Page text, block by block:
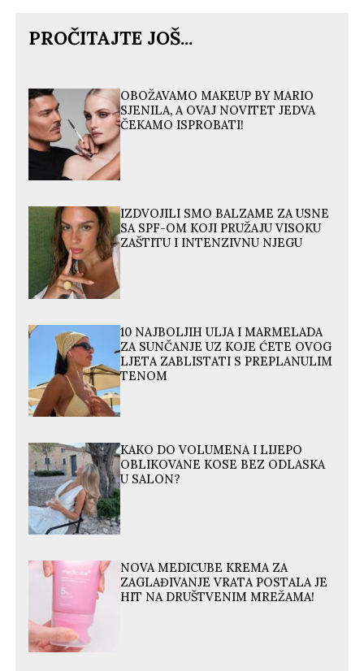
PROČITAJTE JOŠ...
OBOŽAVAMO MAKEUP BY MARIO
SJENILA, A OVAJ NOVITET JEDVA
ČEKAMO ISPROBATI!
IZDVOJILI SMO BALZAME ZA USNE
SA SPF-OM KOJI PRUŽAJU VISOKU
ZAŠTITU I INTENZIVNU NJEGU
10 NAJBOLJIH ULJA I MARMELADA
ZA SUNČANJE UZ KOJE ĆETE OVOG
LJETA ZABLISTATI S PREPLANULIM
TENOM
KAKO DO VOLUMENA I LIJEPO
OBLIKOVANE KOSE BEZ ODLASKA
U SALON?
NOVA MEDICUBE KREMA ZA
ZAGLAĐIVANJE VRATA POSTALA JE
HIT NA DRUŠTVENIM MREŽAMA!